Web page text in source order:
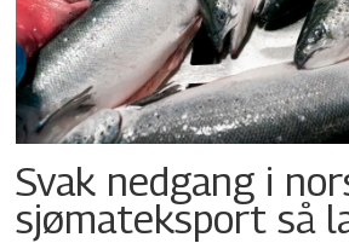
Svak nedgang i
sjømateksport så